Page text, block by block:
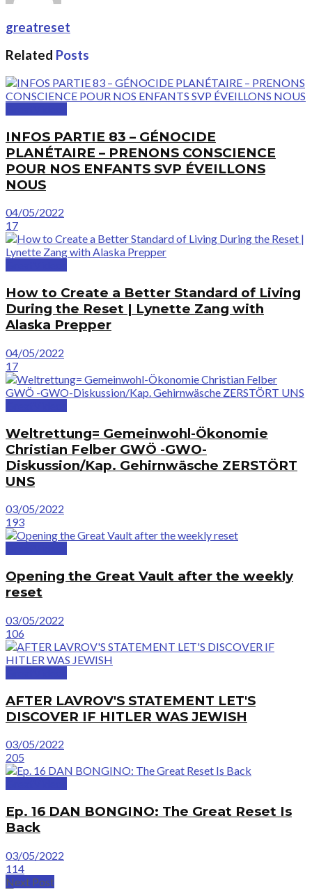
greatreset
Related Posts
INFOS PARTIE 83 – GÉNOCIDE
PLANÉTAIRE – PRENONS CONSCIENCE
POUR NOS ENFANTS SVP ÉVEILLONS
NOUS
04/05/2022
17
How to Create a Better Standard of Living
During the Reset | Lynette Zang with
Alaska Prepper
04/05/2022
17
Weltrettung= Gemeinwohl-Ökonomie
Christian Felber GWÖ -GWO-
Diskussion/Kap. Gehirnwäsche ZERSTÖRT
UNS
03/05/2022
193
Opening the Great Vault after the weekly
reset
03/05/2022
106
AFTER LAVROV'S STATEMENT LET'S
DISCOVER IF HITLER WAS JEWISH
03/05/2022
205
Ep. 16 DAN BONGINO: The Great Reset Is
Back
03/05/2022
114
Next Post